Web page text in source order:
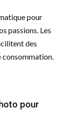
pour
passions. Les
des
consommation.
pour